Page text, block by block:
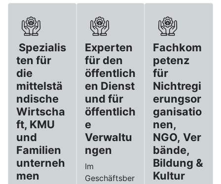
Spezialis
ten für
die
mittelstä
ndische
Wirtscha
ft, KMU
und
Familien
unterneh
men
Experten
für den
öffentlich
en Dienst
und für
öffentlich
e
Verwaltu
ngen
Im
Geschäftsber
Fachkom
petenz
für
Nichtregi
erungsor
ganisatio
nen,
NGO, Ver
bände,
Bildung &
Kultur